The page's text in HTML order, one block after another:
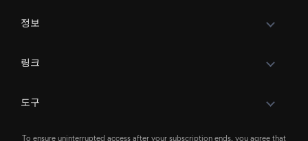
정보
링크
도구
To ensure uninterrupted access after your subscription ends, you agree that